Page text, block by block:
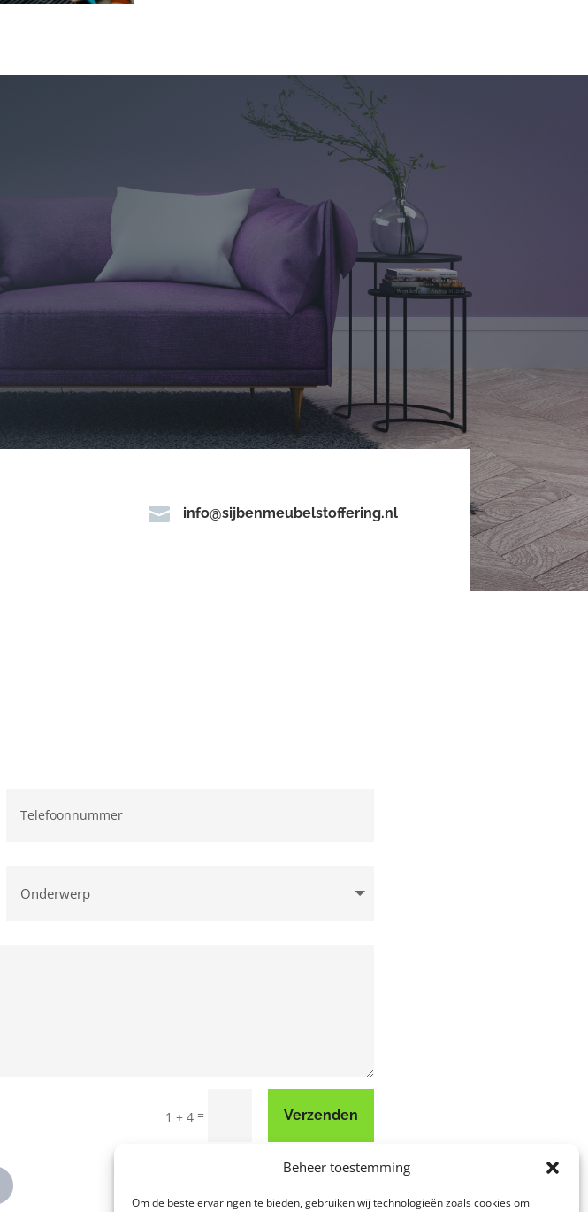
Beheer toestemming
Om de beste ervaringen te bieden, gebruiken wij technologieën zoals cookies om
 info@sijbenmeubelstoffering.nl
1 + 4 = Verzenden